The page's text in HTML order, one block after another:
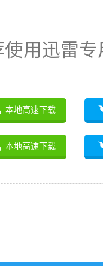
用迅雷专
本地高速下载
本地高速下载